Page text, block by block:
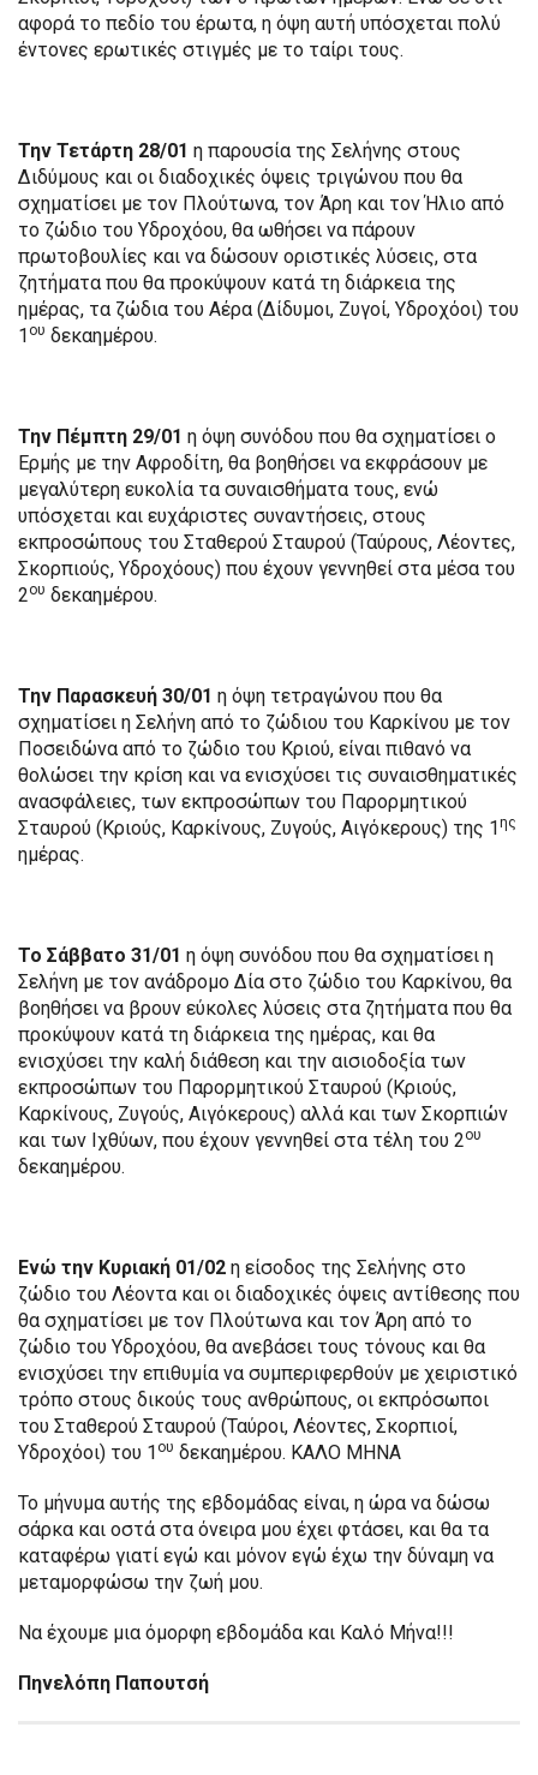
αφορά το πεδίο του έρωτα, η όψη αυτή υπόσχεται πολύ
έντονες ερωτικές στιγμές με το ταίρι τους.
Την Τετάρτη 28/01 η παρουσία της Σελήνης στους
Διδύμους και οι διαδοχικές όψεις τριγώνου που θα
σχηματίσει με τον Πλούτωνα, τον Άρη και τον Ήλιο από
το ζώδιο του Υδροχόου, θα ωθήσει να πάρουν
πρωτοβουλίες και να δώσουν οριστικές λύσεις, στα
ζητήματα που θα προκύψουν κατά τη διάρκεια της
ημέρας, τα ζώδια του Αέρα (Δίδυμοι, Ζυγοί, Υδροχόοι) του
1 ου δεκαημέρου.
Την Πέμπτη 29/01 η όψη συνόδου που θα σχηματίσει ο
Ερμής με την Αφροδίτη, θα βοηθήσει να εκφράσουν με
μεγαλύτερη ευκολία τα συναισθήματα τους, ενώ
υπόσχεται και ευχάριστες συναντήσεις, στους
εκπροσώπους του Σταθερού Σταυρού (Ταύρους, Λέοντες,
Σκορπιούς, Υδροχόους) που έχουν γεννηθεί στα μέσα του
2ου δεκαημέρου.
Την Παρασκευή 30/01 η όψη τετραγώνου που θα
σχηματίσει η Σελήνη από το ζώδιου του Καρκίνου με τον
Ποσειδώνα από το ζώδιο του Κριού, είναι πιθανό να
θολώσει την κρίση και να ενισχύσει τις συναισθηματικές
ανασφάλειες, των εκπροσώπων του Παρορμητικού
Σταυρού (Κριούς, Καρκίνους, Ζυγούς, Αιγόκερους) της 1ης
ημέρας.
Το Σάββατο 31/01 η όψη συνόδου που θα σχηματίσει η
Σελήνη με τον ανάδρομο Δία στο ζώδιο του Καρκίνου, θα
βοηθήσει να βρουν εύκολες λύσεις στα ζητήματα που θα
προκύψουν κατά τη διάρκεια της ημέρας, και θα
ενισχύσει την καλή διάθεση και την αισιοδοξία των
εκπροσώπων του Παρορμητικού Σταυρού (Κριούς,
Καρκίνους, Ζυγούς, Αιγόκερους) αλλά και των Σκορπιών
και των Ιχθύων, που έχουν γεννηθεί στα τέλη του 2ου
δεκαημέρου.
Ενώ την Κυριακή 01/02 η είσοδος της Σελήνης στο
ζώδιο του Λέοντα και οι διαδοχικές όψεις αντίθεσης που
θα σχηματίσει με τον Πλούτωνα και τον Άρη από το
ζώδιο του Υδροχόου, θα ανεβάσει τους τόνους και θα
ενισχύσει την επιθυμία να συμπεριφερθούν με χειριστικό
τρόπο στους δικούς τους ανθρώπους, οι εκπρόσωποι
του Σταθερού Σταυρού (Ταύροι, Λέοντες, Σκορπιοί,
Υδροχόοι) του 1 ου δεκαημέρου. ΚΑΛΟ ΜΗΝΑ
Το μήνυμα αυτής της εβδομάδας είναι, η ώρα να δώσω
σάρκα και οστά στα όνειρα μου έχει φτάσει, και θα τα
καταφέρω γιατί εγώ και μόνον εγώ έχω την δύναμη να
μεταμορφώσω την ζωή μου.
Να έχουμε μια όμορφη εβδομάδα και Καλό Μήνα!!!
Πηνελόπη Παπουτσή